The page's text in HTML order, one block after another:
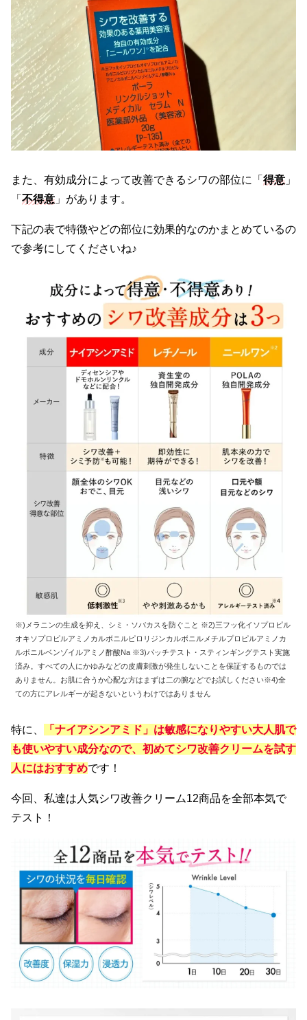
また、有効成分によって改善できるシワの部位に「 得意 」
「 不得意 」があります。
下記の表で特徴やどの部位に効果的なのかまとめているの
で参考にしてくださいね♪
※)メラニンの生成を抑え、シミ・ソバカスを防ぐこと ※2)三フッ化イソプロピル
オキソプロピルアミノカルボニルピロリジンカルボニルメチルプロピルアミノカ
ルボニルベンゾイルアミノ酢酸Na ※3)パッチテスト・スティンギングテスト実施
済み。すべての人にかゆみなどの皮膚刺激が発生しないことを保証するものでは
ありません。お肌に合うか心配な方はまずは二の腕などでお試しください※4)全
ての方にアレルギーが起きないというわけではありません
特に、
「ナイアシンアミド」は敏感になりやすい大人肌で
も使いやすい成分なので、初めてシワ改善クリームを試す
人にはおすすめです！
今回、私達は人気シワ改善クリーム12商品を全部本気で
テスト！